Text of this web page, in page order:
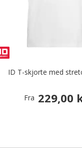
ID T-skjorte med
Fra 229,00